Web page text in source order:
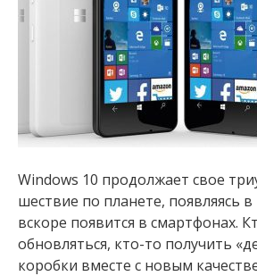
Windows 10 продолжает свое
шествие по планете, появляясь
вскоре появится в смартфонах.
обновляться, кто-то получить
коробки вместе с новым